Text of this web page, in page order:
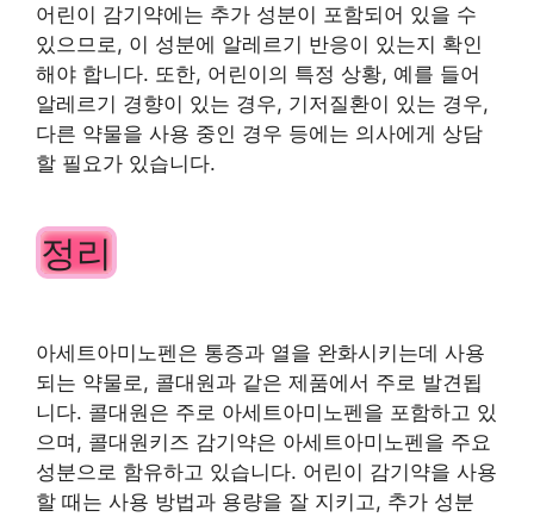
어린이 감기약에는 추가 성분이 포함되어 있을 수
있으므로, 이 성분에 알레르기 반응이 있는지 확인
해야 합니다. 또한, 어린이의 특정 상황, 예를 들어
알레르기 경향이 있는 경우, 기저질환이 있는 경우,
다른 약물을 사용 중인 경우 등에는 의사에게 상담
할 필요가 있습니다.
정리
아세트아미노펜은 통증과 열을 완화시키는데 사용
되는 약물로, 콜대원과 같은 제품에서 주로 발견됩
니다. 콜대원은 주로 아세트아미노펜을 포함하고 있
으며, 콜대원키즈 감기약은 아세트아미노펜을 주요
성분으로 함유하고 있습니다. 어린이 감기약을 사용
할 때는 사용 방법과 용량을 잘 지키고, 추가 성분